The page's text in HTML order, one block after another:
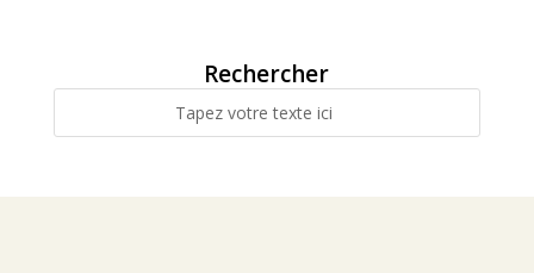
Rechercher